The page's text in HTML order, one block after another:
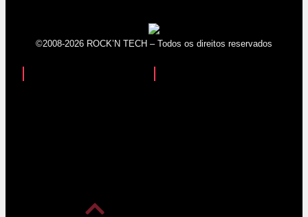
©2008-2026 ROCK’N TECH – Todos os direitos reservados